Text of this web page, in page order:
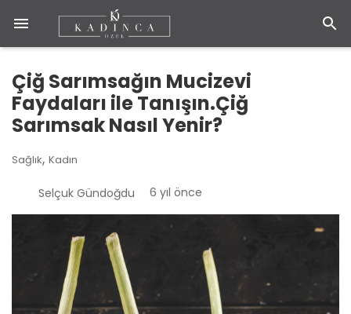
Çiğ Sarımsağın Mucizevi
Faydaları ile Tanışın.Çiğ
Sarımsak Nasıl Yenir?
Sağlık, Kadın
Selçuk Gündoğdu 6 yıl önce